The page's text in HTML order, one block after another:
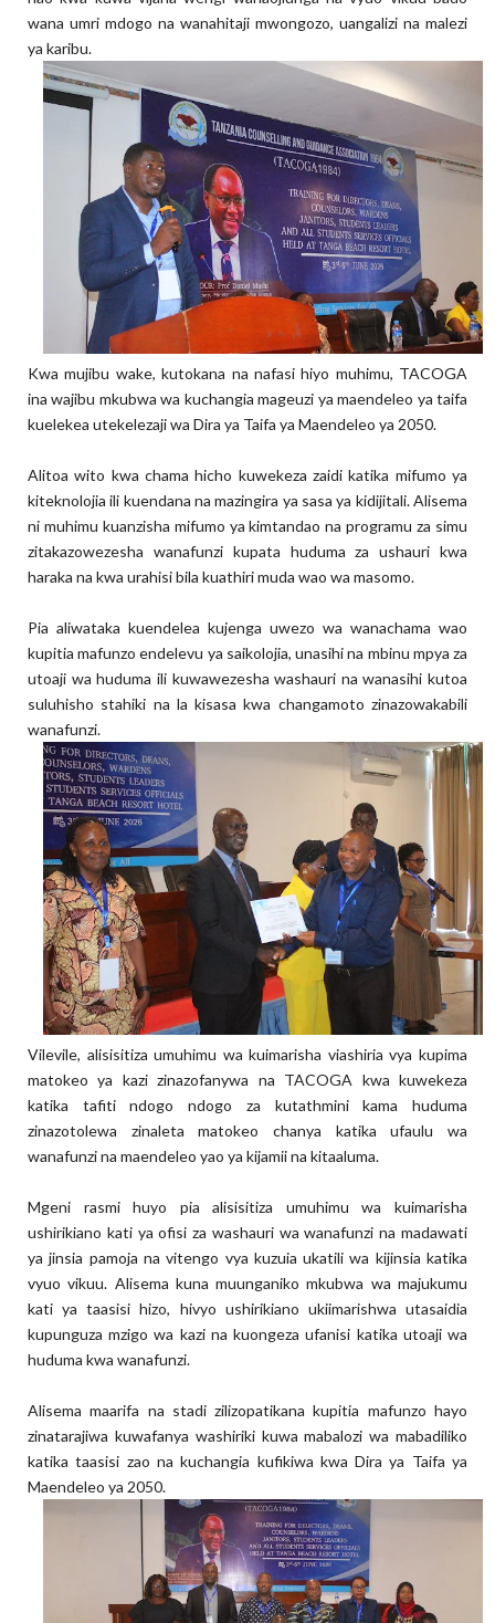
wana umri mdogo na wanahitaji mwongozo, uangalizi na malezi
ya karibu.
Kwa mujibu wake, kutokana na nafasi hiyo muhimu, TACOGA
ina wajibu mkubwa wa kuchangia mageuzi ya maendeleo ya taifa
kuelekea utekelezaji wa Dira ya Taifa ya Maendeleo ya 2050.
Alitoa wito kwa chama hicho kuwekeza zaidi katika mifumo ya
kiteknolojia ili kuendana na mazingira ya sasa ya kidijitali. Alisema
ni muhimu kuanzisha mifumo ya kimtandao na programu za simu
zitakazowezesha wanafunzi kupata huduma za ushauri kwa
haraka na kwa urahisi bila kuathiri muda wao wa masomo.
Pia aliwataka kuendelea kujenga uwezo wa wanachama wao
kupitia mafunzo endelevu ya saikolojia, unasihi na mbinu mpya za
utoaji wa huduma ili kuwawezesha washauri na wanasihi kutoa
suluhisho stahiki na la kisasa kwa changamoto zinazowakabili
wanafunzi.
Vilevile, alisisitiza umuhimu wa kuimarisha viashiria vya kupima
matokeo ya kazi zinazofanywa na TACOGA kwa kuwekeza
katika tafiti ndogo ndogo za kutathmini kama huduma
zinazotolewa zinaleta matokeo chanya katika ufaulu wa
wanafunzi na maendeleo yao ya kijamii na kitaaluma.
Mgeni rasmi huyo pia alisisitiza umuhimu wa kuimarisha
ushirikiano kati ya ofisi za washauri wa wanafunzi na madawati
ya jinsia pamoja na vitengo vya kuzuia ukatili wa kijinsia katika
vyuo vikuu. Alisema kuna muunganiko mkubwa wa majukumu
kati ya taasisi hizo, hivyo ushirikiano ukiimarishwa utasaidia
kupunguza mzigo wa kazi na kuongeza ufanisi katika utoaji wa
huduma kwa wanafunzi.
Alisema maarifa na stadi zilizopatikana kupitia mafunzo hayo
zinatarajiwa kuwafanya washiriki kuwa mabalozi wa mabadiliko
katika taasisi zao na kuchangia kufikiwa kwa Dira ya Taifa ya
Maendeleo ya 2050.